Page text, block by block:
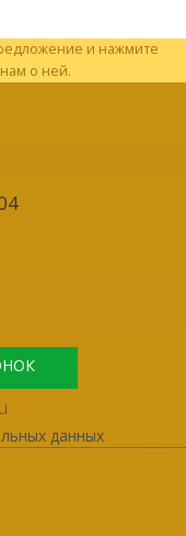
и нажмите
о ней.
данных